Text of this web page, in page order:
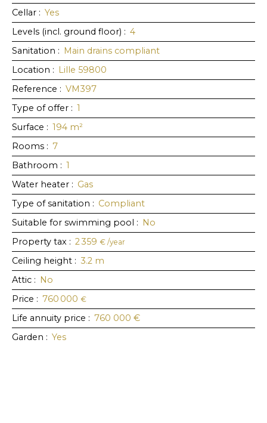
Cellar : Yes
Levels (incl. ground floor) : 4
Sanitation :
Main drains compliant
Location :
Lille 59800
Reference : VM397
Type of offer : 1
Surface : 194 m²
Rooms : 7
Bathroom : 1
Water heater : Gas
Type of sanitation : Compliant
Suitable for swimming pool :
No
Property tax : 2 359 € /year
Ceiling height : 3.2 m
Attic :
No
Price : 760 000 €
Life annuity price : 760 000 €
Garden : Yes